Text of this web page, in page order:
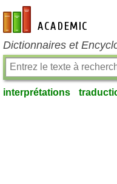
fr-academic.com
Dictionnaires et
interprétations